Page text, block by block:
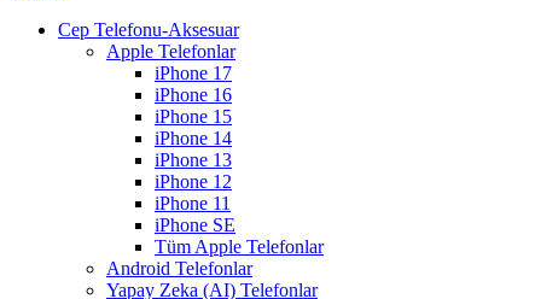
Cep Telefonu-Aksesuar
Apple Telefonlar
iPhone 17
iPhone 16
iPhone 15
iPhone 14
iPhone 13
iPhone 12
iPhone 11
iPhone SE
Tüm Apple Telefonlar
Android Telefonlar
Yapay Zeka (AI) Telefonlar